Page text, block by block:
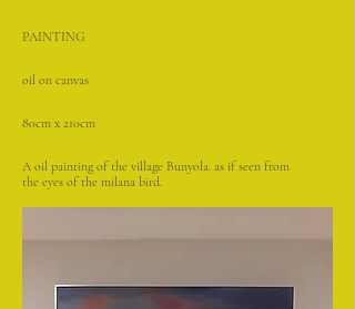
PAINTING
oil on canvas
80cm x 210cm
A oil painting of the village Bunyola. as if seen from
the eyes of the milana bird.